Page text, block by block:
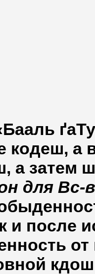
кодеш, а
а затем
для Вс-
и после